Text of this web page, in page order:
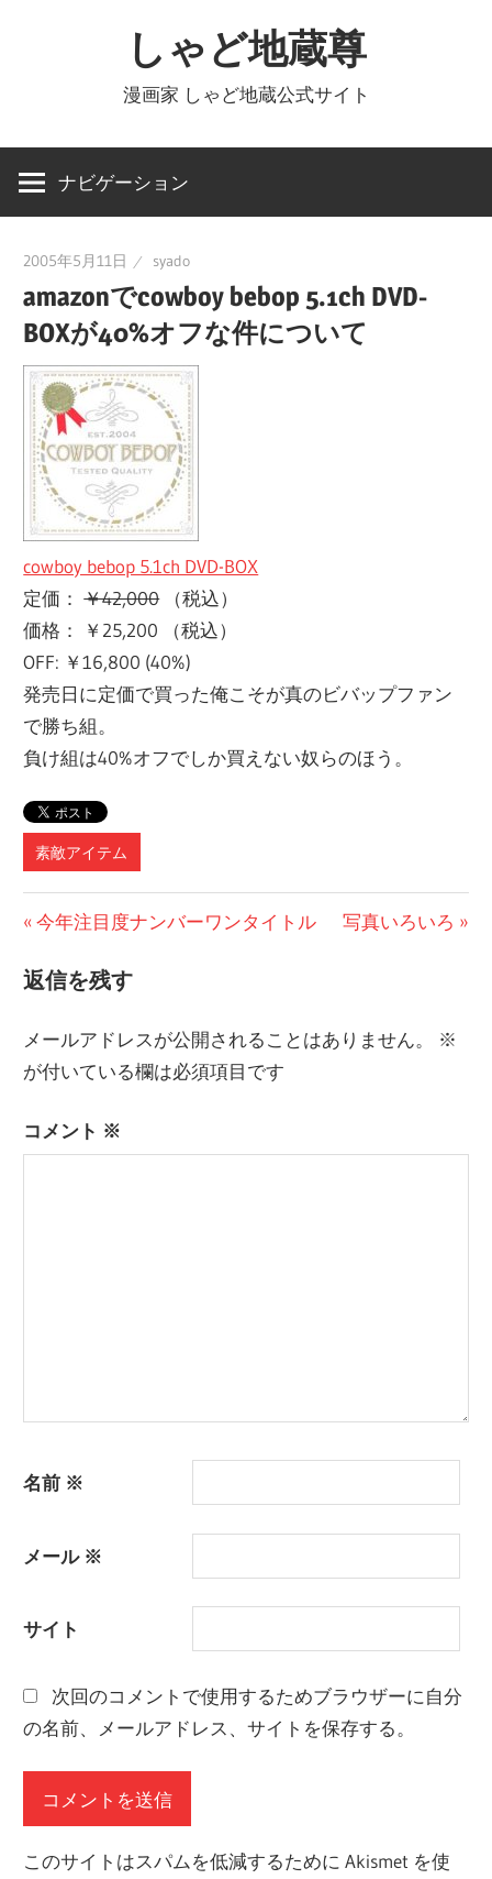
ツ
しゃど地蔵尊
漫画家 しゃど地蔵公式サイト
ナビゲーション
2005年5月11日 syado
amazonでcowboy bebop 5.1ch DVD-
BOXが40%オフな件について
cowboy bebop 5.1ch DVD-BOX
定価：￥42,000（税込）
価格： ￥25,200 （税込）
OFF: ￥16,800 (40%)
発売日に定価で買った俺こそが真のビバップファン
で勝ち組。
負け組は40%オフでしか買えない奴らのほう。
素敵アイテム
投
稿
ビ
ー
前
記
今年注目度ナンバーワンタイトル
次
写真いろいろ
返信を残す
メールアドレスが公開されることはありません。
※
が付いている欄は必須項目です
コメント ※
名前 ※
メール ※
サイト
次回のコメントで使用するためブラウザーに自分
の名前、メールアドレス、サイトを保存する。
このサイトはスパムを低減するために Akismet を使